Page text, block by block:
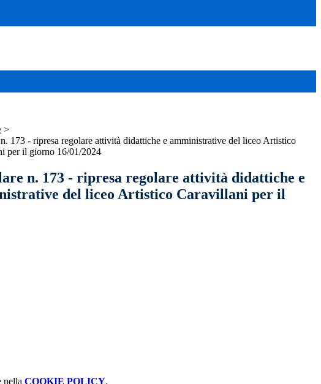
>
173 - ripresa regolare attività didattiche e amministrative del liceo Artistico
per il giorno 16/01/2024
n. 173 - ripresa regolare attività didattiche e
del liceo Artistico Caravillani per il
nella COOKIE POLICY.